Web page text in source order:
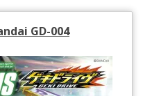
GD-004